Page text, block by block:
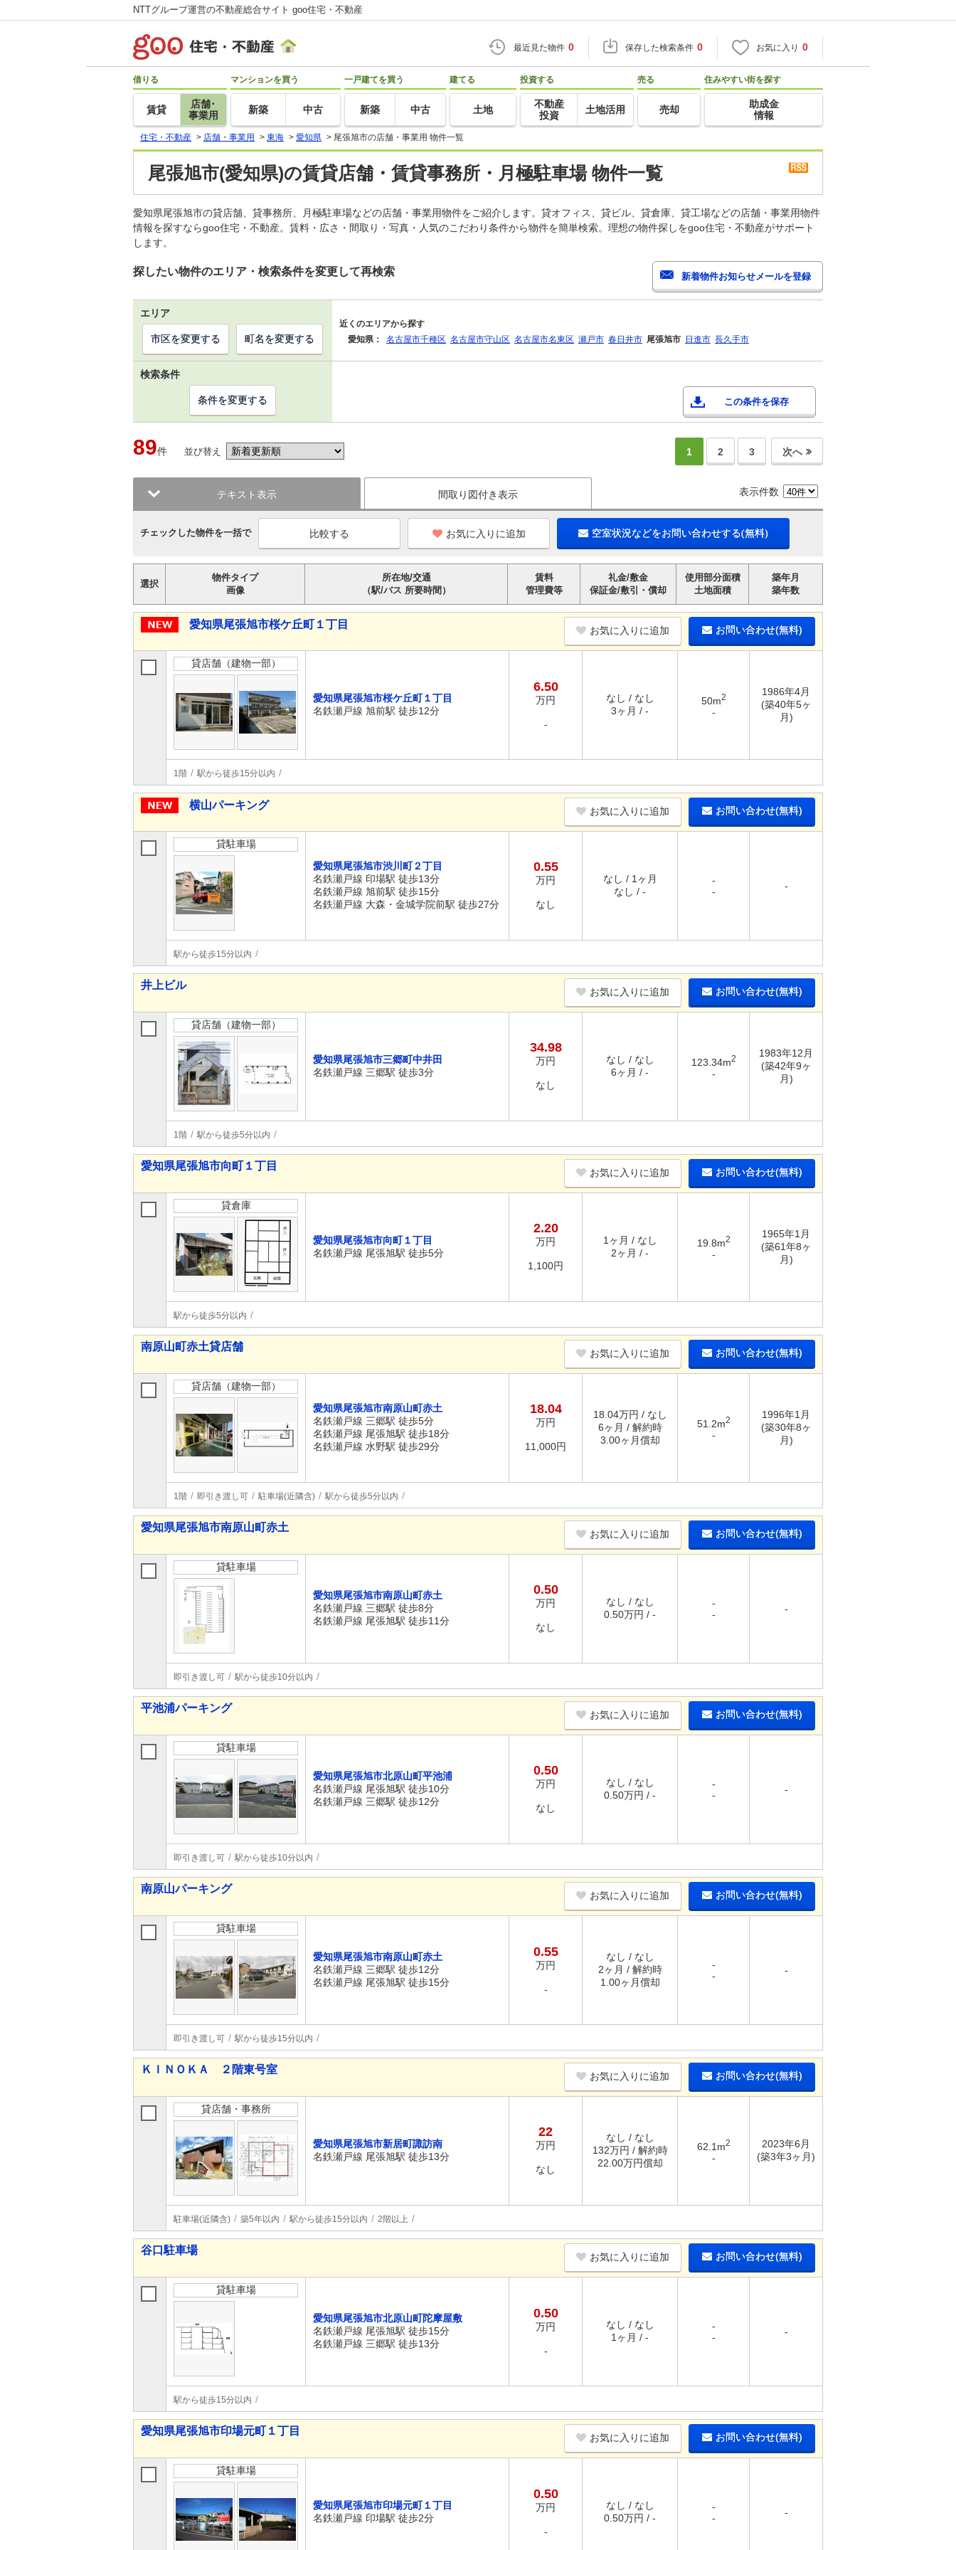
NTTグループ運営の不動産総合サイト goo住宅・不動産
最近見た物件 0 保存した検索条件 0 お気に入り 0
借りる
賃貸
店舗･
事業用
マンションを買う
新築 中古
一戸建てを買う
新築 中古
建てる
土地
投資する
不動産
投資
土地活用
売る
売却
住みやすい街を探す
助成金
情報
住宅・不動産 > 店舗・事業用 > 東海 > 愛知県 > 尾張旭市の店舗・事業用 物件一覧
尾張旭市(愛知県)の賃貸店舗・賃貸事務所・月極駐車場 物件一覧
愛知県尾張旭市の貸店舗、貸事務所、月極駐車場などの店舗・事業用物件をご紹介します。貸オフィス、貸ビル、貸倉庫、貸工場などの店舗・事業用物件
情報を探すならgoo住宅・不動産。賃料・広さ・間取り・写真・人気のこだわり条件から物件を簡単検索。理想の物件探しをgoo住宅・不動産がサポート
します。
探したい物件のエリア・検索条件を変更して再検索
エリア
近くのエリアから探す
愛知県：
名古屋市千種区 名古屋市守山区 名古屋市名東区 瀬戸市 春日井市 尾張旭市 日進市 長久手市
市区を変更する 町名を変更する
検索条件
この条件を保存
条件を変更する
89件 並び替え 1 2 3 次へ
テキスト表示 間取り図付き表示 表示件数
チェックした物件を一括で お気に入りに追加 空室状況などをお問い合わせする(無料)
選択
物件タイプ
画像
所在地/交通
（駅/バス 所要時間）
賃料
管理費等
礼金/敷金
保証金/敷引・償却
使用部分面積
土地面積
築年月
築年数
愛知県尾張旭市桜ケ丘町１丁目 お気に入りに追加 お問い合わせ(無料)
貸店舗（建物一部）
愛知県尾張旭市桜ケ丘町１丁目
名鉄瀬戸線 旭前駅 徒歩12分
6.50
万円
-
なし / なし
3ヶ月 / -
50m2
-
1986年4月
(築40年5ヶ
月)
1階 駅から徒歩15分以内
横山パーキング お気に入りに追加 お問い合わせ(無料)
貸駐車場
愛知県尾張旭市渋川町２丁目
名鉄瀬戸線 印場駅 徒歩13分
名鉄瀬戸線 旭前駅 徒歩15分
名鉄瀬戸線 大森・金城学院前駅 徒歩27分
0.55
万円
なし
なし / 1ヶ月
なし / -
-
-
-
駅から徒歩15分以内
井上ビル
お気に入りに追加 お問い合わせ(無料)
貸店舗（建物一部）
愛知県尾張旭市三郷町中井田
名鉄瀬戸線 三郷駅 徒歩3分
34.98
万円
なし
なし / なし
6ヶ月 / -
123.34m2
-
1983年12月
(築42年9ヶ
月)
1階 駅から徒歩5分以内
愛知県尾張旭市向町１丁目
お気に入りに追加 お問い合わせ(無料)
貸倉庫
愛知県尾張旭市向町１丁目
名鉄瀬戸線 尾張旭駅 徒歩5分
2.20
万円
1,100円
1ヶ月 / なし
2ヶ月 / -
19.8m2
-
1965年1月
(築61年8ヶ
月)
駅から徒歩5分以内
南原山町赤土貸店舗
お気に入りに追加 お問い合わせ(無料)
貸店舗（建物一部）
愛知県尾張旭市南原山町赤土
名鉄瀬戸線 三郷駅 徒歩5分
名鉄瀬戸線 尾張旭駅 徒歩18分
名鉄瀬戸線 水野駅 徒歩29分
18.04
万円
11,000円
18.04万円 / なし
6ヶ月 / 解約時
3.00ヶ月償却
51.2m2
-
1996年1月
(築30年8ヶ
月)
1階 即引き渡し可 駐車場(近隣含) 駅から徒歩5分以内
愛知県尾張旭市南原山町赤土
お気に入りに追加 お問い合わせ(無料)
貸駐車場
愛知県尾張旭市南原山町赤土
名鉄瀬戸線 三郷駅 徒歩8分
名鉄瀬戸線 尾張旭駅 徒歩11分
0.50
万円
なし
なし / なし
0.50万円 / -
-
-
-
即引き渡し可 駅から徒歩10分以内
平池浦パーキング
お気に入りに追加 お問い合わせ(無料)
貸駐車場
愛知県尾張旭市北原山町平池浦
名鉄瀬戸線 尾張旭駅 徒歩10分
名鉄瀬戸線 三郷駅 徒歩12分
0.50
万円
なし
なし / なし
0.50万円 / -
-
-
-
即引き渡し可 駅から徒歩10分以内
南原山パーキング
お気に入りに追加 お問い合わせ(無料)
貸駐車場
愛知県尾張旭市南原山町赤土
名鉄瀬戸線 三郷駅 徒歩12分
名鉄瀬戸線 尾張旭駅 徒歩15分
0.55
万円
-
なし / なし
2ヶ月 / 解約時
1.00ヶ月償却
-
-
-
即引き渡し可 駅から徒歩15分以内
ＫＩＮＯＫＡ ２階東号室
お気に入りに追加 お問い合わせ(無料)
貸店舗・事務所
愛知県尾張旭市新居町諏訪南
名鉄瀬戸線 尾張旭駅 徒歩13分
22
万円
なし
なし / なし
132万円 / 解約時
22.00万円償却
62.1m2
-
2023年6月
(築3年3ヶ月)
駐車場(近隣含) 築5年以内 駅から徒歩15分以内 2階以上
谷口駐車場
お気に入りに追加 お問い合わせ(無料)
貸駐車場
愛知県尾張旭市北原山町陀摩屋敷
名鉄瀬戸線 尾張旭駅 徒歩15分
名鉄瀬戸線 三郷駅 徒歩13分
0.50
万円
-
なし / なし
1ヶ月 / -
-
-
-
駅から徒歩15分以内
愛知県尾張旭市印場元町１丁目
お気に入りに追加 お問い合わせ(無料)
貸駐車場
愛知県尾張旭市印場元町１丁目
名鉄瀬戸線 印場駅 徒歩2分
0.50
万円
-
なし / なし
0.50万円 / -
-
-
-